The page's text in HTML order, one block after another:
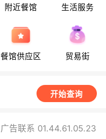
附近餐馆 生活服务
餐馆供应区 贸易街
开始查询
广告联系 01.44.61.05.23